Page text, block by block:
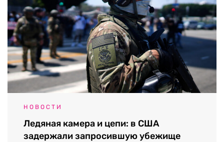
НОВОСТИ
Ледяная камера и цепи: в США
задержали запросившую убежище